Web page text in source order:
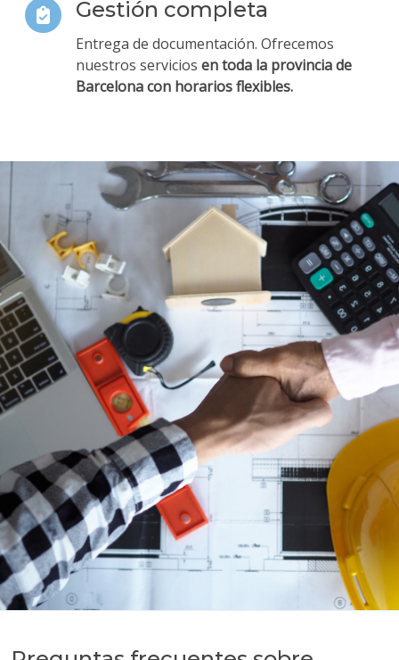
Gestión completa
Entrega de documentación. Ofrecemos
nuestros servicios en toda la provincia de
Barcelona con horarios flexibles.